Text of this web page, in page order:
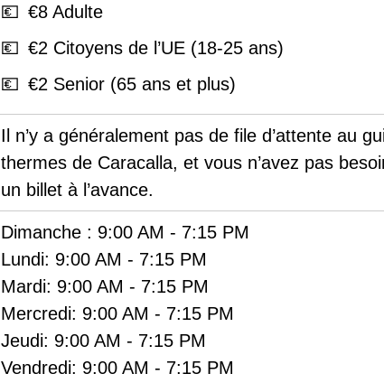
€8 Adulte
€2 Citoyens de l’UE (18-25 ans)
€2 Senior (65 ans et plus)
Il n’y a généralement pas de file d’attente au
thermes de Caracalla, et vous n’avez pas
un billet à l’avance.
Dimanche : 9:00 AM - 7:15 PM
Lundi: 9:00 AM - 7:15 PM
Mardi: 9:00 AM - 7:15 PM
Mercredi: 9:00 AM - 7:15 PM
Jeudi: 9:00 AM - 7:15 PM
Vendredi: 9:00 AM - 7:15 PM